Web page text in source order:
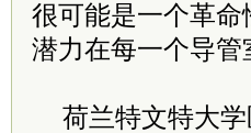
很可能是一个革命
潜力在每一个导
荷兰特文特大学